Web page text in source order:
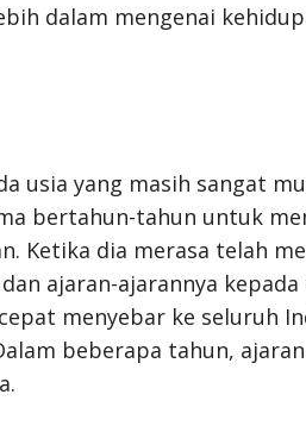
dalam mengenai
usia yang masih sangat
bertahun-tahun untuk
Ketika dia merasa telah
ajaran-ajarannya kepada
menyebar ke seluruh
beberapa tahun,